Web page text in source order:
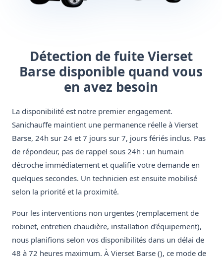
Détection de fuite Vierset
Barse disponible quand vous
en avez besoin
La disponibilité est notre premier engagement.
Sanichauffe maintient une permanence réelle à Vierset
Barse, 24h sur 24 et 7 jours sur 7, jours fériés inclus. Pas
de répondeur, pas de rappel sous 24h : un humain
décroche immédiatement et qualifie votre demande en
quelques secondes. Un technicien est ensuite mobilisé
selon la priorité et la proximité.
Pour les interventions non urgentes (remplacement de
robinet, entretien chaudière, installation d'équipement),
nous planifions selon vos disponibilités dans un délai de
48 à 72 heures maximum. À Vierset Barse (), ce mode de